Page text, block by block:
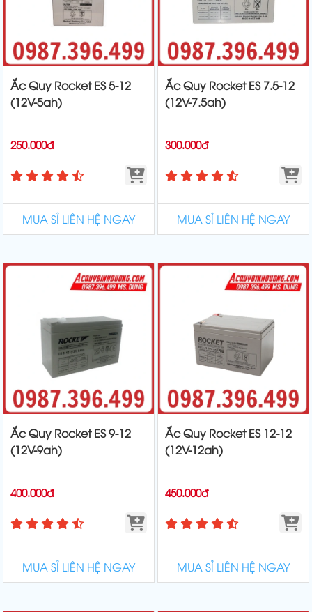
Ắc Quy Rocket ES 5-12
(12V-5ah)
250.000đ
MUA SỈ LIÊN HỆ NGAY
Ắc Quy Rocket ES 7.5-12
(12V-7.5ah)
300.000đ
MUA SỈ LIÊN HỆ NGAY
Ắc Quy Rocket ES 9-12
(12V-9ah)
400.000đ
MUA SỈ LIÊN HỆ NGAY
Ắc Quy Rocket ES 12-12
(12V-12ah)
450.000đ
MUA SỈ LIÊN HỆ NGAY